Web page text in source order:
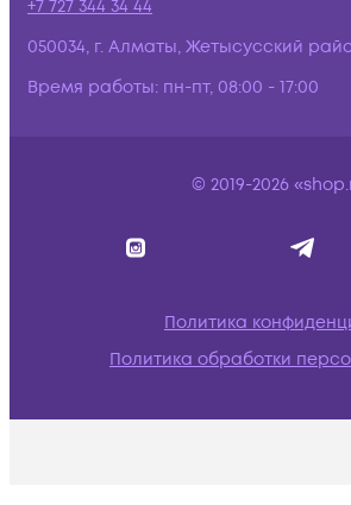
+7 727 344 34 44
050034, г. Алматы, Жетысусский
Время работы: пн-пт, 08:00 - 17:00
© 2019-2026
Политика
Политика обработки